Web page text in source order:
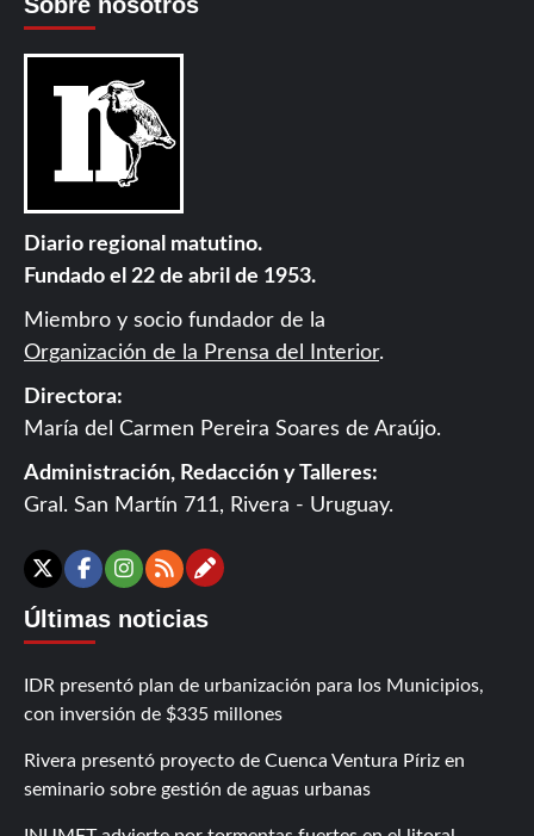
Diario regional matutino.
Fundado el 22 de abril de 1953.
Miembro y socio fundador de la
Organización de la Prensa del Interior.
Directora:
María del Carmen Pereira Soares de Araújo.
Administración, Redacción y Talleres:
Gral. San Martín 711, Rivera - Uruguay.
X Facebook
Instagram
RSSContáctanos
Últimas noticias
IDR presentó plan de urbanización para los Municipios,
con inversión de $335 millones
Rivera presentó proyecto de Cuenca Ventura Píriz en
seminario sobre gestión de aguas urbanas